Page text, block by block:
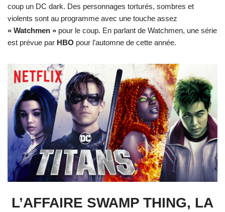
coup un DC dark. Des personnages torturés, sombres et
violents sont au programme avec une touche assez
« Watchmen » pour le coup. En parlant de Watchmen, une série
est prévue par HBO pour l’automne de cette année.
L’AFFAIRE SWAMP THING, LA